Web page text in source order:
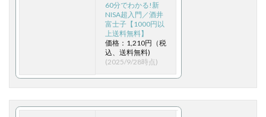
60分でわかる!新
NISA超入門／酒井
富士子【1000円以
上送料無料】
価格：1,210円（税
込、送料無料)
(2025/9/28時点)